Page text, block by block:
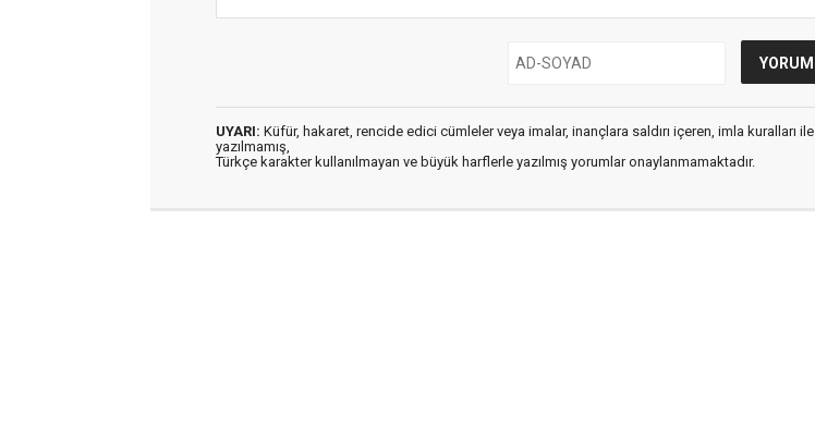
UYARI: Küfür, hakaret, rencide edici cümleler veya imalar, inançlara saldırı içeren, imla kuralları ile
yazılmamış,
Türkçe karakter kullanılmayan ve büyük harflerle yazılmış yorumlar onaylanmamaktadır.